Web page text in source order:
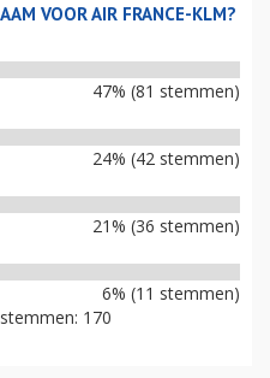
VOOR AIR FRANCE-KLM?
47% (81 stemmen)
24% (42 stemmen)
21% (36 stemmen)
6% (11 stemmen)
170